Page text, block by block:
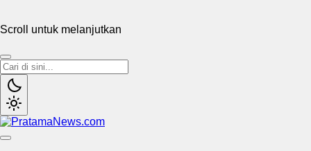
Scroll untuk melanjutkan